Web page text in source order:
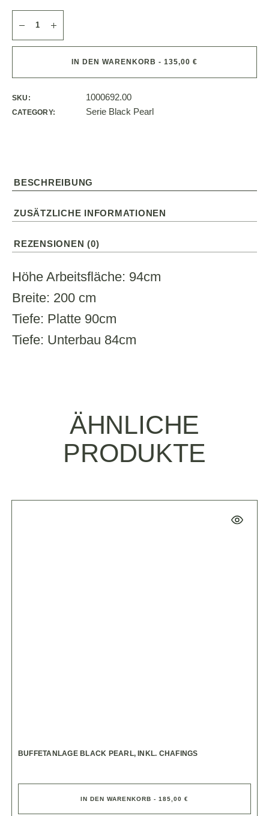
IN DEN WARENKORB - 135,00 €
SKU: 1000692.00
CATEGORY: Serie Black Pearl
BESCHREIBUNG
ZUSÄTZLICHE INFORMATIONEN
REZENSIONEN (0)
Höhe Arbeitsfläche: 94cm
Breite: 200 cm
Tiefe: Platte 90cm
Tiefe: Unterbau 84cm
ÄHNLICHE
PRODUKTE
BUFFETANLAGE BLACK PEARL, INKL. CHAFINGS
IN DEN WARENKORB - 185,00 €